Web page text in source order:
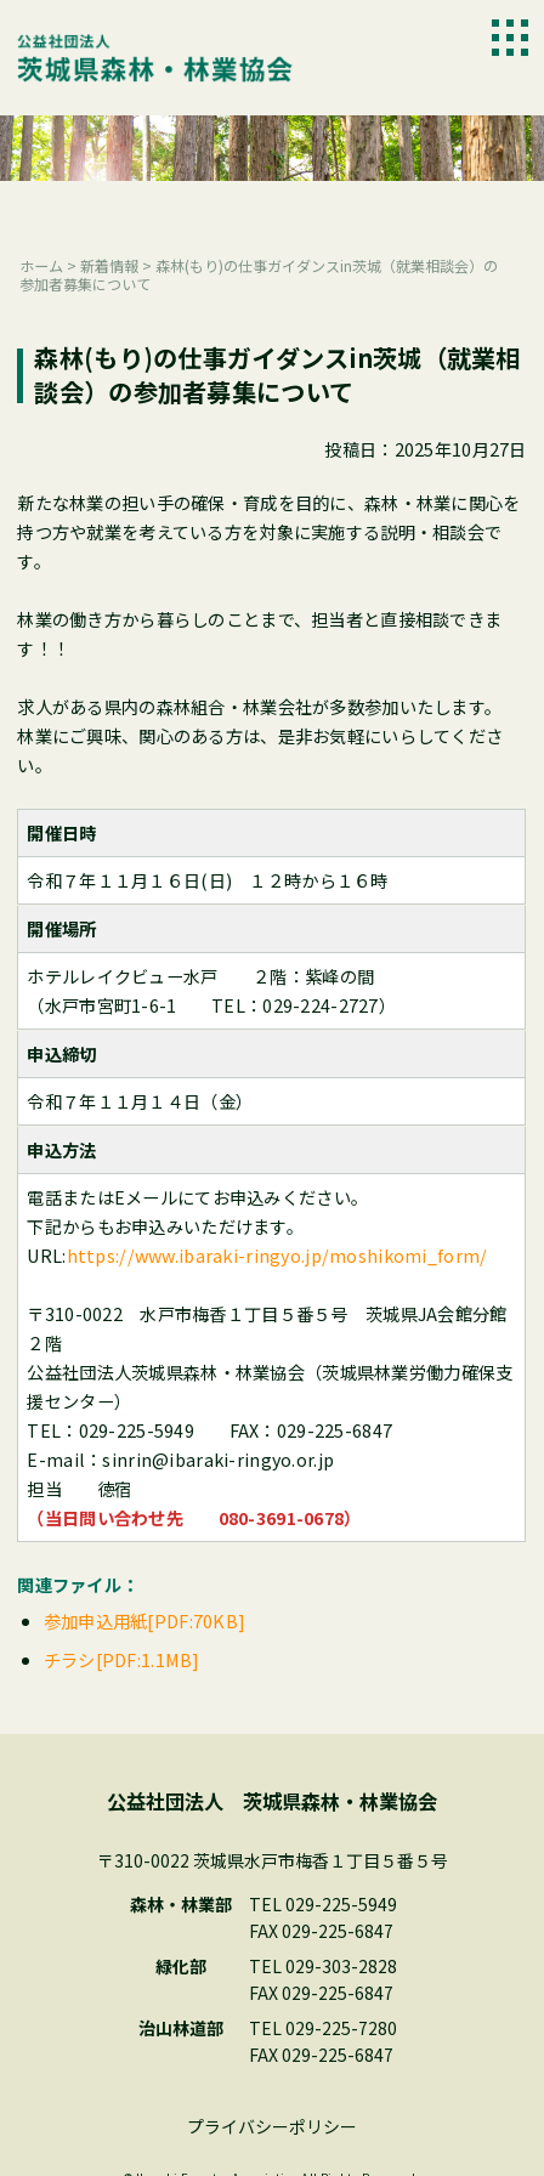
content
ホーム > 新着情報 > 森林(もり)の仕事ガイダンスin茨城（就業相談会）の
参加者募集について
森林(もり)の仕事ガイダンスin茨城（就業相
談会）の参加者募集について
投稿日：2025年10月27日
新たな林業の担い手の確保・育成を目的に、森林・林業に関心を
持つ方や就業を考えている方を対象に実施する説明・相談会で
す。
林業の働き方から暮らしのことまで、担当者と直接相談できま
す！！
求人がある県内の森林組合・林業会社が多数参加いたします。
林業にご興味、関心のある方は、是非お気軽にいらしてくださ
い。
開催日時
令和７年１１月１６日(日) １２時から１６時
開催場所
ホテルレイクビュー水戸 ２階：紫峰の間
（水戸市宮町1-6-1 TEL：029-224-2727）
申込締切
令和７年１１月１４日（金）
申込方法
電話またはEメールにてお申込みください。
下記からもお申込みいただけます。
URL:https://www.ibaraki-ringyo.jp/moshikomi_form/
〒310-0022 水戸市梅香１丁目５番５号 茨城県JA会館分館
２階
公益社団法人茨城県森林・林業協会（茨城県林業労働力確保支
援センター）
TEL：029-225-5949 FAX：029-225-6847
E-mail：sinrin@ibaraki-ringyo.or.jp
担当 徳宿
（当日問い合わせ先 080-3691-0678）
関連ファイル：
参加申込用紙[PDF:70KB]
チラシ[PDF:1.1MB]
公益社団法人 茨城県森林・林業協会
〒310-0022 茨城県水戸市梅香１丁目５番５号
森林・林業部
TEL 029-225-5949
FAX 029-225-6847
緑化部
TEL 029-303-2828
FAX 029-225-6847
治山林道部
TEL 029-225-7280
FAX 029-225-6847
プライバシーポリシー